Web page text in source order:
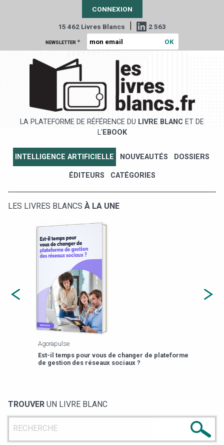
CONNEXION
15 462 Livres Blancs | 2 563
NEWSLETTER *
LA PLATEFORME DE RÉFÉRENCE DU LIVRE BLANC ET DE
L' EBOOK
INTELLIGENCE ARTIFICIELLE NOUVEAUTÉS DOSSIERS
ÉDITEURS CATÉGORIES
LES LIVRES BLANCS À LA UNE
Agorapulse
Est-il temps pour vous de changer de plateforme
de gestion des réseaux sociaux ?
TROUVER UN LIVRE BLANC